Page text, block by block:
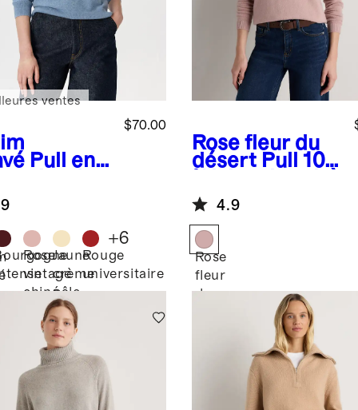
Pull en
à col
$70.00
ventes
Rose
vintage
chiné
Jaune
crème
pâle
Rouge
universitaire
+6
Rose fleur du
désert Pull 100
col rond
4.9
Rose
fleur
du